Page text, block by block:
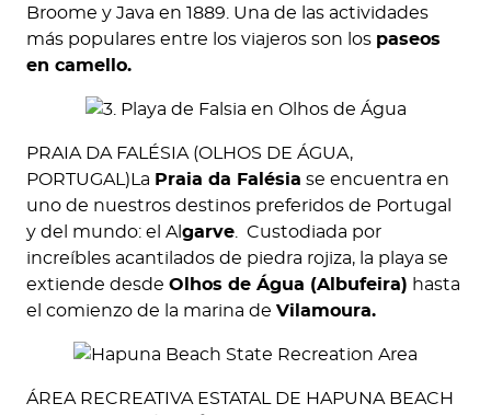
Broome y Java en 1889. Una de las actividades
más populares entre los viajeros son los paseos
en camello.
PRAIA DA FALÉSIA (OLHOS DE ÁGUA,
PORTUGAL)La Praia da Falésia se encuentra en
uno de nuestros destinos preferidos de Portugal
y del mundo: el Algarve. Custodiada por
increíbles acantilados de piedra rojiza, la playa se
extiende desde Olhos de Água (Albufeira) hasta
el comienzo de la marina de Vilamoura.
ÁREA RECREATIVA ESTATAL DE HAPUNA BEACH